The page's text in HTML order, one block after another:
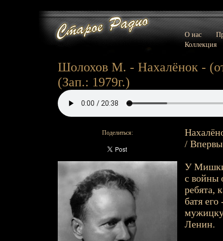
О нас
Коллекция
Шолохов М. - Нахалёнок -
(Зап.: 1979г.)
Поделиться:
/
У Мишки,
с войны
ребята,
батя
Ленин.